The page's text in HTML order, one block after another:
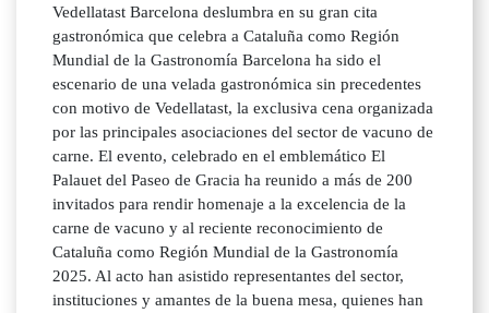
Vedellatast Barcelona deslumbra en su gran cita
gastronómica que celebra a Cataluña como Región
Mundial de la Gastronomía Barcelona ha sido el
escenario de una velada gastronómica sin precedentes
con motivo de Vedellatast, la exclusiva cena organizada
por las principales asociaciones del sector de vacuno de
carne. El evento, celebrado en el emblemático El
Palauet del Paseo de Gracia ha reunido a más de 200
invitados para rendir homenaje a la excelencia de la
carne de vacuno y al reciente reconocimiento de
Cataluña como Región Mundial de la Gastronomía
2025. Al acto han asistido representantes del sector,
instituciones y amantes de la buena mesa, quienes han